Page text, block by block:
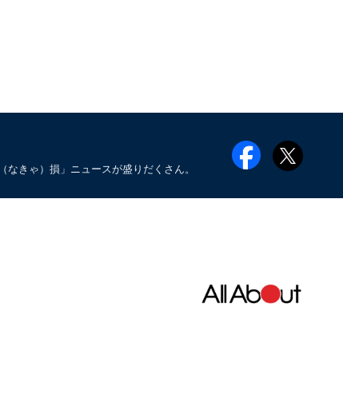
きゃ）損」ニュースが盛りだくさん。